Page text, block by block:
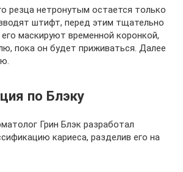
резца нетронутым остается только
штифт, перед этим тщательно
маскируют временной коронкой,
пока он будет приживаться. Далее
по Блэку
Грин Блэк разработал
кариеса, разделив его на